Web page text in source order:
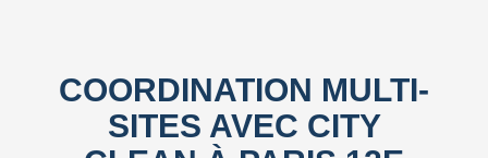
COORDINATION MULTI-
SITES AVEC CITY